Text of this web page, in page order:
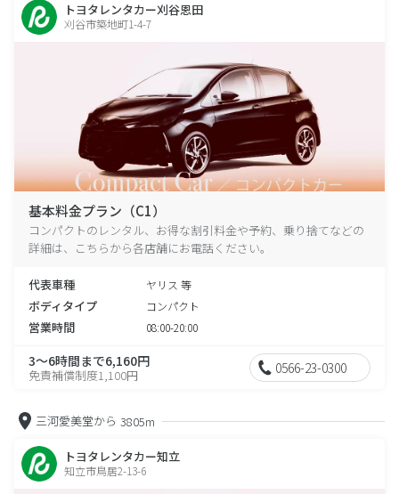
トヨタレンタカー刈谷恩田
刈谷市築地町1-4-7
基本料金プラン（C1）
コンパクトのレンタル、お得な割引料金や予約、乗り捨てなどの
詳細は、こちらから各店舗にお電話ください。
代表車種 ヤリス 等
ボディタイプ コンパクト
営業時間 08:00-20:00
3～6時間まで6,160円
免責補償制度1,100円 0566-23-0300
三河愛美堂から 3805m
トヨタレンタカー知立
知立市鳥居2-13-6